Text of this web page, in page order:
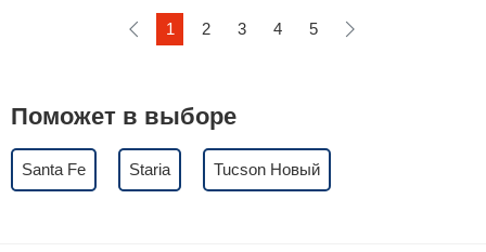
1 2 3 4 5
Поможет в выборе
Santa Fe Staria Tucson Новый